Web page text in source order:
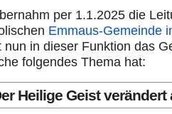
per 1.1.2025 die
Emmaus-Gemeinde
nun in dieser Funktion das
folgendes Thema hat:
Heilige Geist verändert